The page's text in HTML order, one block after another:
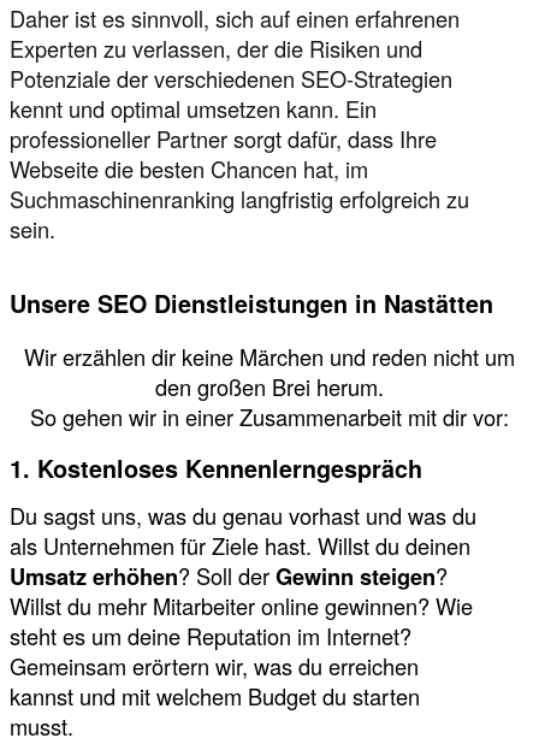
Daher ist es sinnvoll, sich auf einen erfahrenen
Experten zu verlassen, der die Risiken und
Potenziale der verschiedenen SEO-Strategien
kennt und optimal umsetzen kann. Ein
professioneller Partner sorgt dafür, dass Ihre
Webseite die besten Chancen hat, im
Suchmaschinenranking langfristig erfolgreich zu
sein.
Unsere SEO Dienstleistungen in Nastätten
Wir erzählen dir keine Märchen und reden nicht um
den großen Brei herum.
So gehen wir in einer Zusammenarbeit mit dir vor:
1. Kostenloses Kennenlerngespräch
Du sagst uns, was du genau vorhast und was du
als Unternehmen für Ziele hast. Willst du deinen
Umsatz erhöhen? Soll derGewinn steigen?
Willst du mehr Mitarbeiter online gewinnen? Wie
steht es um deine Reputation im Internet?
Gemeinsam erörtern wir, was du erreichen
kannst und mit welchem Budget du starten
musst.